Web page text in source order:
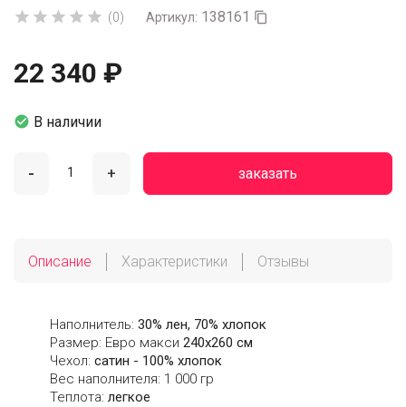
     (0) Артикул: 138161 
22 340 ₽
 В наличии
- + заказать
Описание Характеристики Отзывы
Наполнитель: 30% лен, 70% хлопок
Размер: Евро макси 240х260 см
Чехол: сатин - 100% хлопок
Вес наполнителя: 1 000 гр
Теплота: легкое